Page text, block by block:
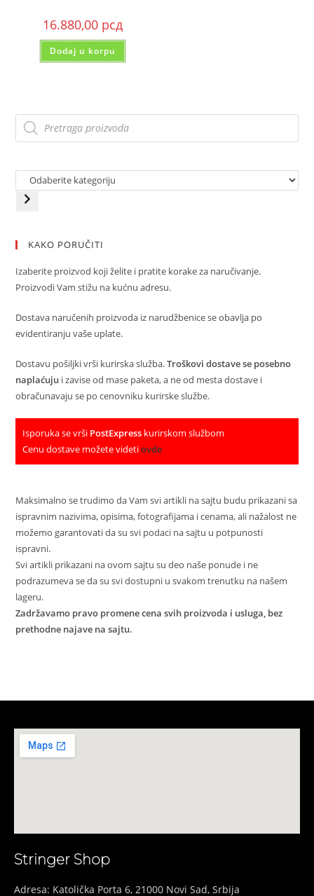
16.880,00 рсд
Dodaj u korpu
KAKO PORUČITI
Izaberite proizvod koji želite i pratite korake za naručivanje.
Proizvodi Vam stižu na kućnu adresu.
Dostava naručenih proizvoda iz narudžbenice se obavlja po
evidentiranju vaše uplate.
Dostavu pošiljki vrši kurirska služba.Troškovi dostave se posebno
naplaćuju i zavise od mase paketa, a ne od mesta dostave i
obračunavaju se po cenovniku kurirske službe.
Isporuka se vrši PostExpress kurirskom službom
Cenu dostave možete videtiovde
Maksimalno se trudimo da Vam svi artikli na sajtu budu prikazani sa
ispravnim nazivima, opisima, fotografijama i cenama, ali nažalost ne
možemo garantovati da su svi podaci na sajtu u potpunosti
ispravni.
Svi artikli prikazani na ovom sajtu su deo naše ponude i ne
podrazumeva se da su svi dostupni u svakom trenutku na našem
lageru.
Zadržavamo pravo promene cena svih proizvoda i usluga, bez
prethodne najave na sajtu.
Stringer Shop
Adresa: Katolička Porta 6, 21000 Novi Sad, Srbija